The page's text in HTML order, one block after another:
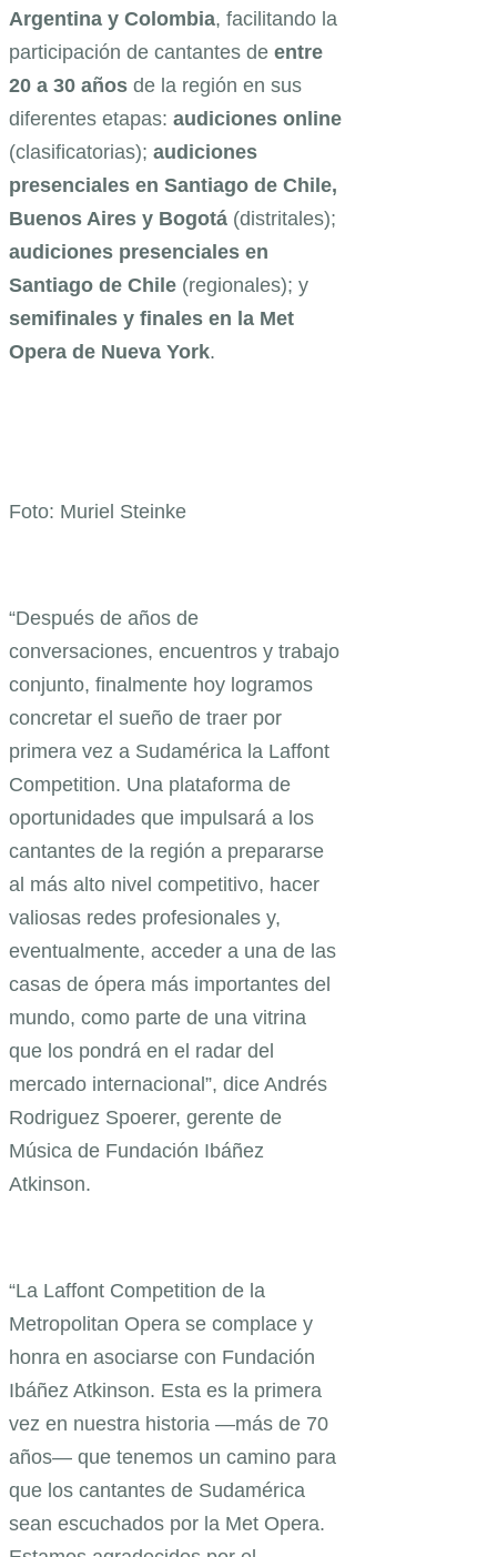
Argentina y Colombia, facilitando la
participación de cantantes de entre
20 a 30 años de la región en sus
diferentes etapas: audiciones online
(clasificatorias); audiciones
presenciales en Santiago de Chile,
Buenos Aires y Bogotá (distritales);
audiciones presenciales en
Santiago de Chile (regionales); y
semifinales y finales en la Met
Opera de Nueva York.
Foto: Muriel Steinke
“Después de años de
conversaciones, encuentros y trabajo
conjunto, finalmente hoy logramos
concretar el sueño de traer por
primera vez a Sudamérica la Laffont
Competition. Una plataforma de
oportunidades que impulsará a los
cantantes de la región a prepararse
al más alto nivel competitivo, hacer
valiosas redes profesionales y,
eventualmente, acceder a una de las
casas de ópera más importantes del
mundo, como parte de una vitrina
que los pondrá en el radar del
mercado internacional”, dice Andrés
Rodriguez Spoerer, gerente de
Música de Fundación Ibáñez
Atkinson.
“La Laffont Competition de la
Metropolitan Opera se complace y
honra en asociarse con Fundación
Ibáñez Atkinson. Esta es la primera
vez en nuestra historia —más de 70
años— que tenemos un camino para
que los cantantes de Sudamérica
sean escuchados por la Met Opera.